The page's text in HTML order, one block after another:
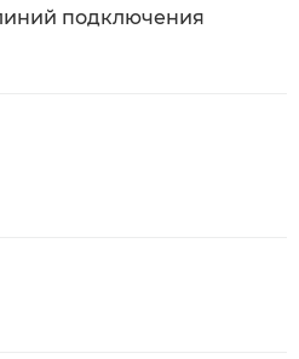
подключения